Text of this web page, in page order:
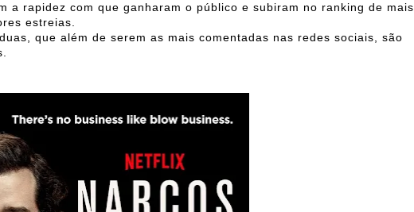
a rapidez com que ganharam o público e subiram no ranking de mais
estreias.
que além de serem as mais comentadas nas redes sociais, são